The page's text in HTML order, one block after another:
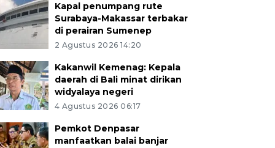
Kapal penumpang rute
Surabaya-Makassar terbakar
di perairan Sumenep
2 Agustus 2026 14:20
Kakanwil Kemenag: Kepala
daerah di Bali minat dirikan
widyalaya negeri
4 Agustus 2026 06:17
Pemkot Denpasar
manfaatkan balai banjar